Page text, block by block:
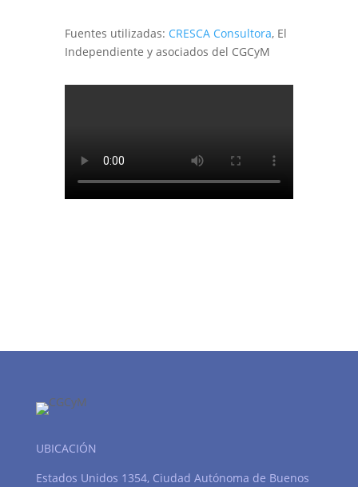
Fuentes utilizadas: CRESCA Consultora, El
Independiente y asociados del CGCyM
UBICACIÓN
Estados Unidos 1354, Ciudad Autónoma de Buenos